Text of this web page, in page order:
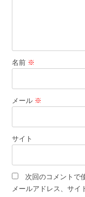
名前 ※
メール ※
サイト
次回のコメントで
メールアドレス、サイ